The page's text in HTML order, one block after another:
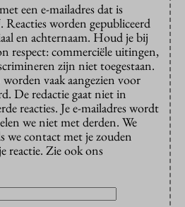
een e-mailadres dat is
worden gepubliceerd
en achternaam. Houd je bij
respect: commerciële uitingen,
zijn niet toegestaan.
vaak aangezien voor
De redactie gaat niet in
reacties. Je e-mailadres wordt
we niet met derden. We
we contact met je zouden
reactie. Zie ook ons